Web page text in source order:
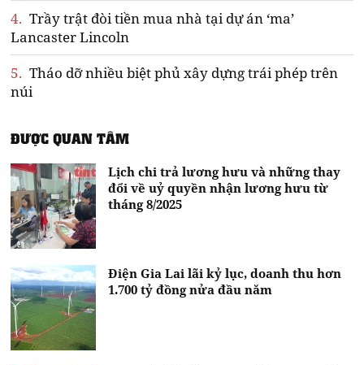
4. Trầy trật đòi tiền mua nhà tại dự án ‘ma’
Lancaster Lincoln
5. Tháo dỡ nhiều biệt phủ xây dựng trái phép trên
núi
ĐƯỢC QUAN TÂM
Lịch chi trả lương hưu và những thay
đổi về uỷ quyền nhận lương hưu từ
tháng 8/2025
Điện Gia Lai lãi kỷ lục, doanh thu hơn
1.700 tỷ đồng nửa đầu năm